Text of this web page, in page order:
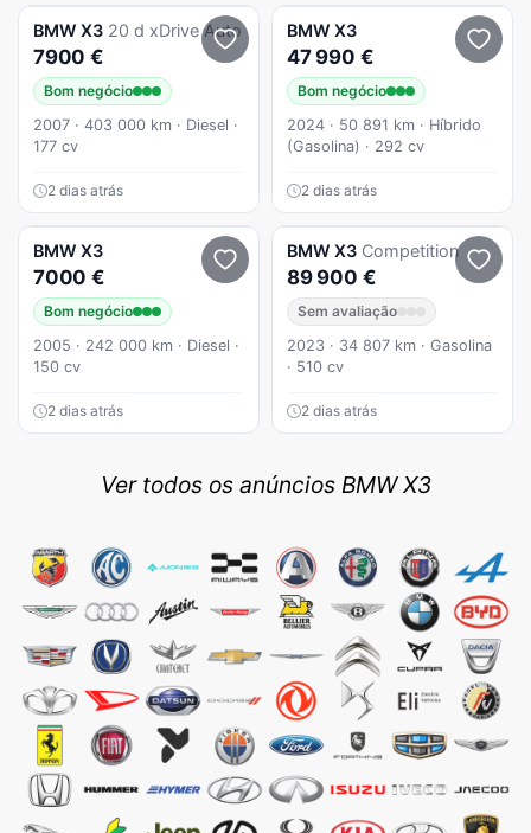
BMW X3 20 d xDrive Auto
7900 €
Bom negócio
2007 · 403 000 km · Diesel ·
177 cv
2 dias atrás
BMW X3
47 990 €
Bom negócio
2024 · 50 891 km · Híbrido
(Gasolina) · 292 cv
2 dias atrás
BMW X3
7000 €
Bom negócio
2005 · 242 000 km · Diesel ·
150 cv
2 dias atrás
BMW X3 Competition
89 900 €
Sem avaliação
2023 · 34 807 km · Gasolina
· 510 cv
2 dias atrás
Ver todos os anúncios BMW X3